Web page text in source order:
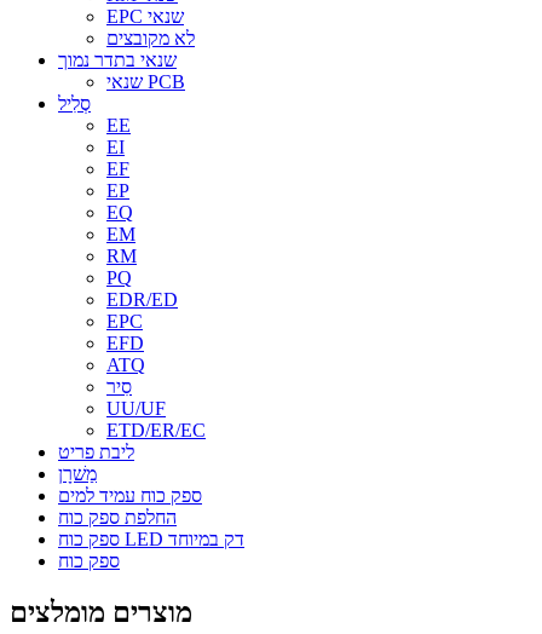
EPC שנאי
לא מקובצים
שנאי בתדר נמוך
שנאי PCB
סְלִיל
EE
EI
EF
EP
EQ
EM
RM
PQ
EDR/ED
EPC
EFD
ATQ
סִיר
UU/UF
ETD/ER/EC
ליבת פריט
מַשׁרָן
ספק כוח עמיד למים
החלפת ספק כוח
ספק כוח LED דק במיוחד
ספק כוח
מוצרים מומלצים